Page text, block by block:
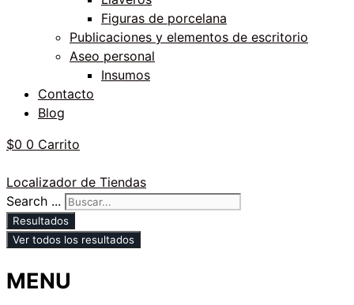
Figuras de porcelana
Publicaciones y elementos de escritorio
Aseo personal
Insumos
Contacto
Blog
$0 0 Carrito
Localizador de Tiendas
Search ...
Resultados
Ver todos los resultados
MENU